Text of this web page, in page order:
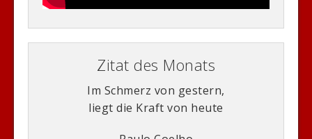
Zitat des Monats
Im Schmerz von gestern,
liegt die Kraft von heute